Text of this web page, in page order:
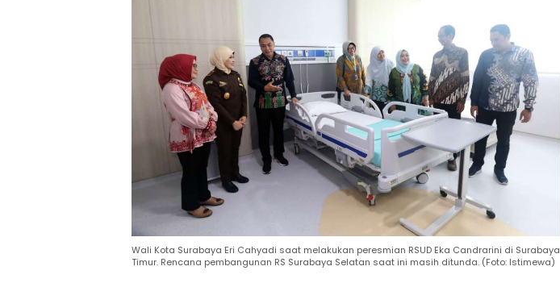
Wali Kota Surabaya Eri Cahyadi saat melakukan peresmian RSUD Eka Candrarini di Surabaya
Timur. Rencana pembangunan RS Surabaya Selatan saat ini masih ditunda. (Foto: Istimewa)